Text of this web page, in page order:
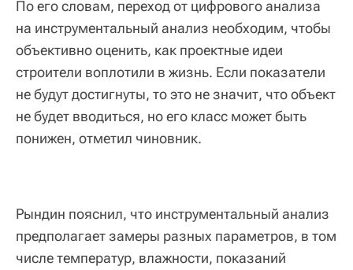
По его словам, переход от цифрового анализа
на инструментальный анализ необходим, чтобы
объективно оценить, как проектные идеи
строители воплотили в жизнь. Если показатели
не будут достигнуты, то это не значит, что объект
не будет вводиться, но его класс может быть
понижен, отметил чиновник.
Рындин пояснил, что инструментальный анализ
предполагает замеры разных параметров, в том
числе температур, влажности, показаний